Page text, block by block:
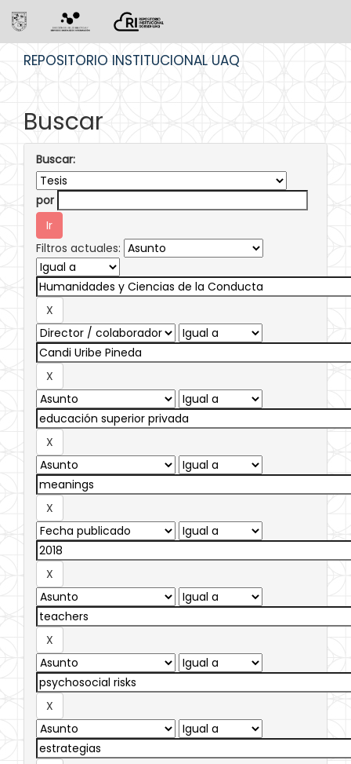
REPOSITORIO INSTITUCIONAL UAQ
Buscar
Buscar:
por
Filtros actuales: